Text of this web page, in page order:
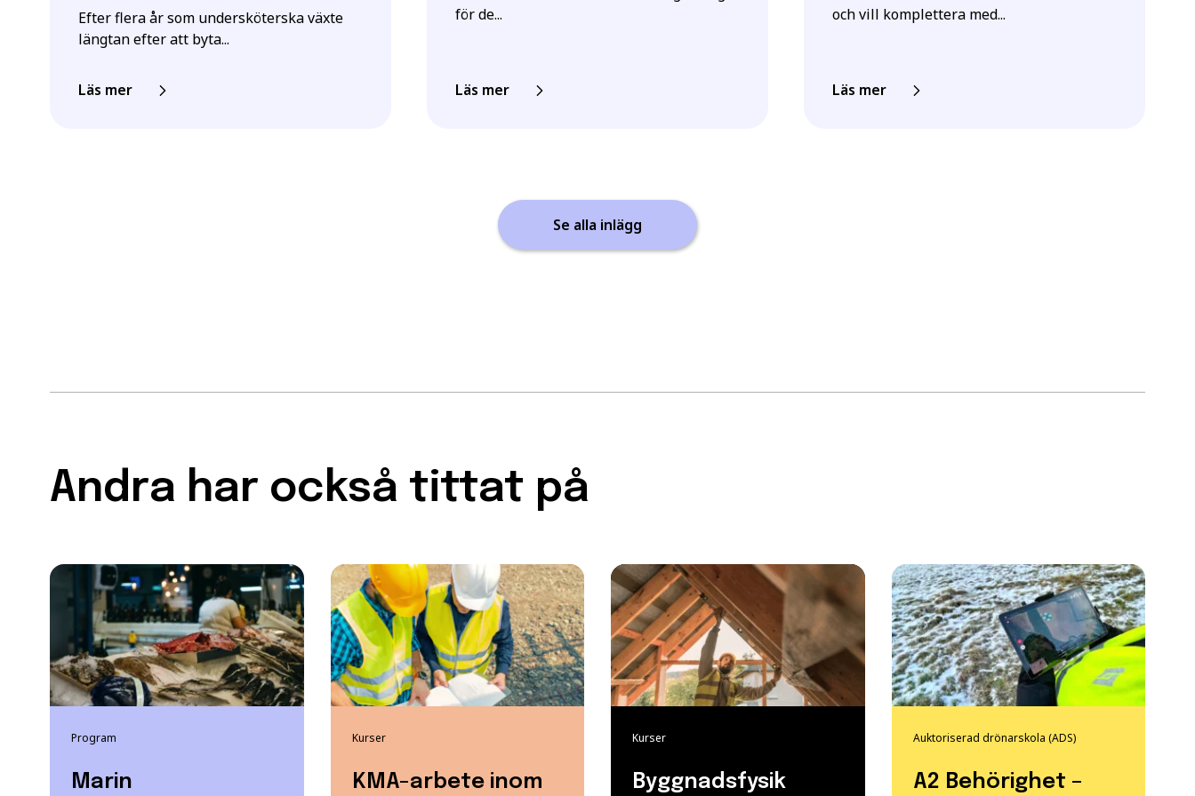
Efter flera år som undersköterska växte
längtan efter att byta...
Läs mer
för de...
Läs mer
och vill komplettera med...
Läs mer
Se alla inlägg
Andra har också tittat på
Program
Marin
Kurser
KMA-arbete inom
Kurser
Byggnadsfysik
Auktoriserad drönarskola (ADS)
A2 Behörighet –